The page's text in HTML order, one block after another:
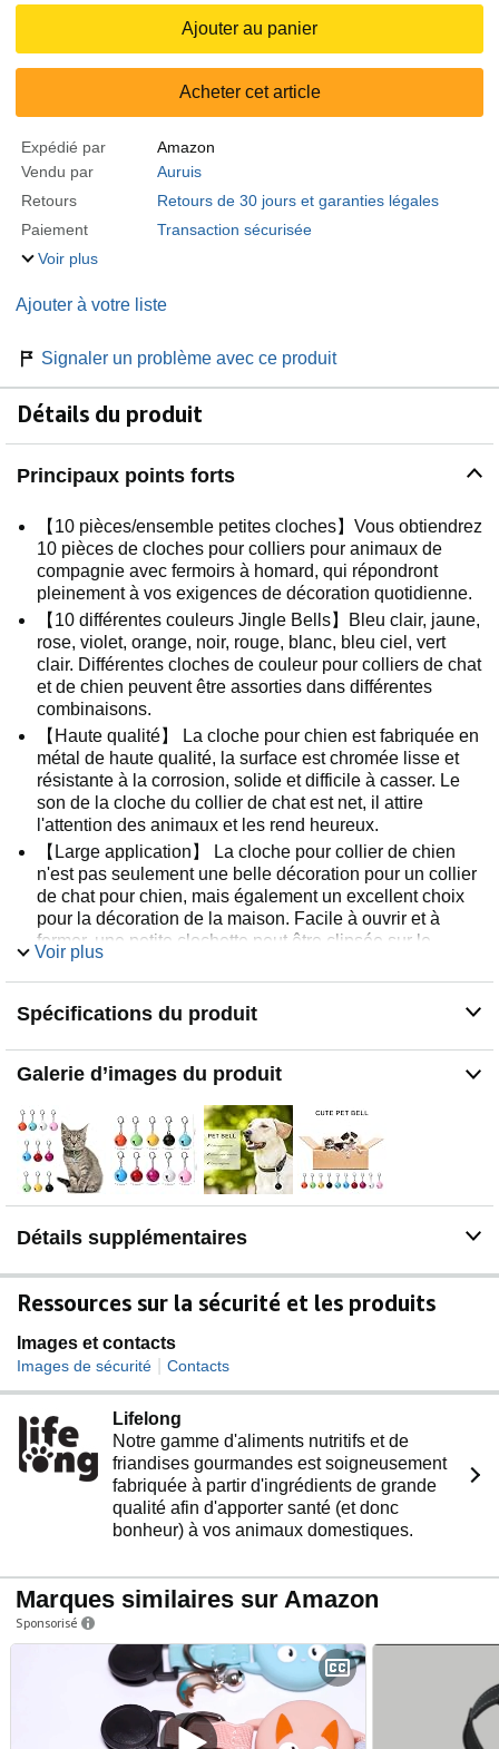
Ajouter au panier
Acheter cet article
Expédié par
Amazon
Vendu par
Auruis
Retours
Retours de 30 jours et garanties légales
Paiement
Transaction sécurisée
Voir plus
Ajouter à votre liste
Signaler un problème avec ce produit
Détails du produit
Principaux points forts
【10 pièces/ensemble petites cloches】Vous obtiendrez
10 pièces de cloches pour colliers pour animaux de
compagnie avec fermoirs à homard, qui répondront
pleinement à vos exigences de décoration quotidienne.
【10 différentes couleurs Jingle Bells】Bleu clair, jaune,
rose, violet, orange, noir, rouge, blanc, bleu ciel, vert
clair. Différentes cloches de couleur pour colliers de chat
et de chien peuvent être assorties dans différentes
combinaisons.
【Haute qualité】 La cloche pour chien est fabriquée en
métal de haute qualité, la surface est chromée lisse et
résistante à la corrosion, solide et difficile à casser. Le
son de la cloche du collier de chat est net, il attire
l'attention des animaux et les rend heureux.
【Large application】 La cloche pour collier de chien
n'est pas seulement une belle décoration pour un collier
de chat pour chien, mais également un excellent choix
pour la décoration de la maison. Facile à ouvrir et à
fermer, une petite clochette peut être clipsée sur le
collier pour animal de compagnie, le porte-clés, le sac à
dos, les meubles de maison, etc.
【Cadeau parfait】 Les cloches de chat pour collier fort
rend vos animaux de compagnie uniques et mignons en
toute occasion, plus accrocheurs, à la mode que les
Voir plus
Spécifications du produit
Galerie d’images du produit
Détails supplémentaires
Ressources sur la sécurité et les produits
Images et contacts
Images de sécurité Contacts
Lifelong
Notre gamme d'aliments nutritifs et de
friandises gourmandes est soigneusement
fabriquée à partir d'ingrédients de grande
qualité afin d'apporter santé (et donc
bonheur) à vos animaux domestiques.
Marques similaires sur Amazon
Sponsorisé